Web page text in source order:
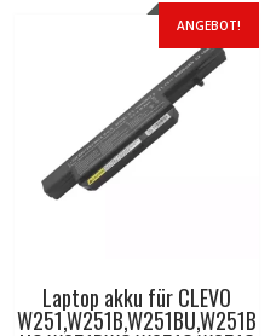
ANGEBOT!
Laptop akku für CLEVO
W251,W251B,W251BU,W251B